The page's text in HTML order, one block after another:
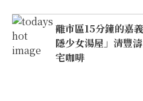
離市區15分鐘的嘉
隱少女湯屋」清豐
宅咖啡